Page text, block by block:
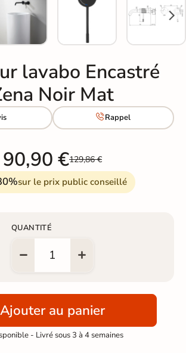
lavabo Encastré
Noir Mat
Rappel
90,90 €129,86 €
sur le prix public conseillé
QUANTITÉ
Ajouter au panier
- Livré sous 3 à 4 semaines